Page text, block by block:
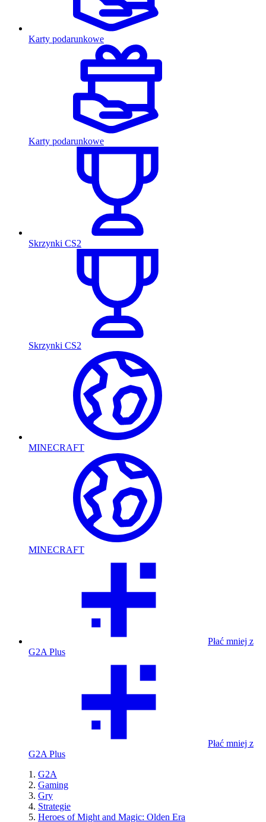
Karty podarunkowe
Karty podarunkowe
Skrzynki CS2
Skrzynki CS2
MINECRAFT
MINECRAFT
Płać mniej z
G2A Plus
Płać mniej z
G2A Plus
G2A
Gaming
Gry
Strategie
Heroes of Might and Magic: Olden Era